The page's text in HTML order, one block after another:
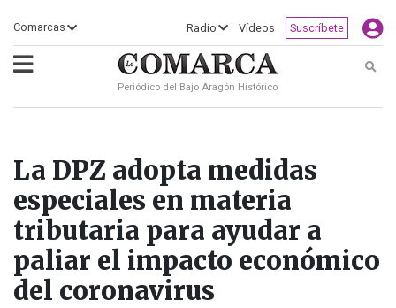
Comarcas Radio Vídeos Suscríbete
Periódico del Bajo Aragón Histórico
La DPZ adopta medidas
especiales en materia
tributaria para ayudar a
paliar el impacto económico
del coronavirus